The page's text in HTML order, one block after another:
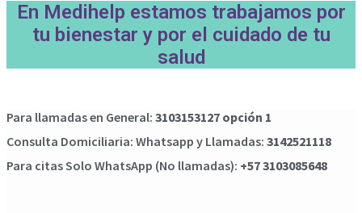
En Medihelp estamos trabajamos por
tu bienestar y por el cuidado de tu
salud
Para llamadas en General: 3103153127 opción 1
Consulta Domiciliaria: Whatsapp y Llamadas: 3142521118
Para citas Solo WhatsApp (No llamadas): +57 3103085648